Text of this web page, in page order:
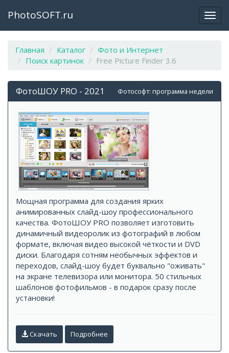
PhotoSOFT.ru
Главная Каталог
Фото и Интернет
Поиск картинок
Free Picture Finder 3.6
Фотософт: программа недели
ФотоШОУ PRO - 2021
Мощная программа для создания ярких
анимированных слайд-шоу профессионального
качества. ФотоШОУ PRO позволяет изготовить
динамичный видеоролик из фотографий в любом
формате, включая видео высокой чёткости и DVD
диски. Благодаря сотням необычных эффектов и
переходов, слайд-шоу будет буквально "оживать"
на экране телевизора или монитора. 50 стильных
шаблонов фотофильмов - в подарок сразу после
установки!
Скачать Подробнее